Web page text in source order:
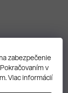
zabezpečenie
v
Viac informácií